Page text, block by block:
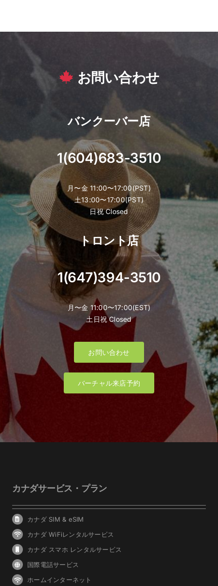
お問い合わせ
バンクーバー店
1(604)683-3510
月〜金 11:00〜17:00(PST)
土13:00〜17:00(PST)
日祝 Closed
トロント店
1(647)394-3510
月〜金 11:00〜17:00(EST)
土日祝 Closed
お問い合わせ
バーチャル来店予約
カナダサービス・プラン
カナダ SIM & eSIM
カナダ WiFiレンタルサービス
カナダ スマホ レンタルサービス
国際電話サービス
ホームインターネット